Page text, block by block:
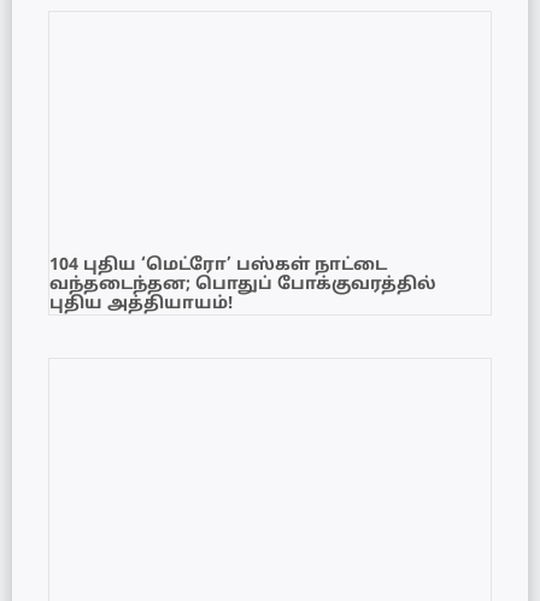
104 புதிய ‘மெட்ரோ’ பஸ்கள் நாட்டை
வந்தடைந்தன; பொதுப் போக்குவரத்தில்
புதிய அத்தியாயம்!